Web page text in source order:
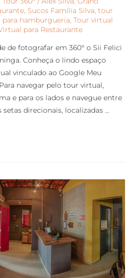
Sucos Família Silva tour
para hamburgueria Tour virtual
para Restaurante
de fotografar em 360° o Sii Felici
Conheça o lindo espaço
vinculado ao Google Meu
navegar pelo tour virtual,
e para os lados e navegue entre
direcionais, localizadas …